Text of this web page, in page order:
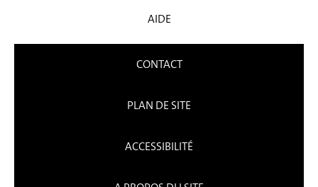
AIDE
CONTACT
PLAN DE SITE
ACCESSIBILITÉ